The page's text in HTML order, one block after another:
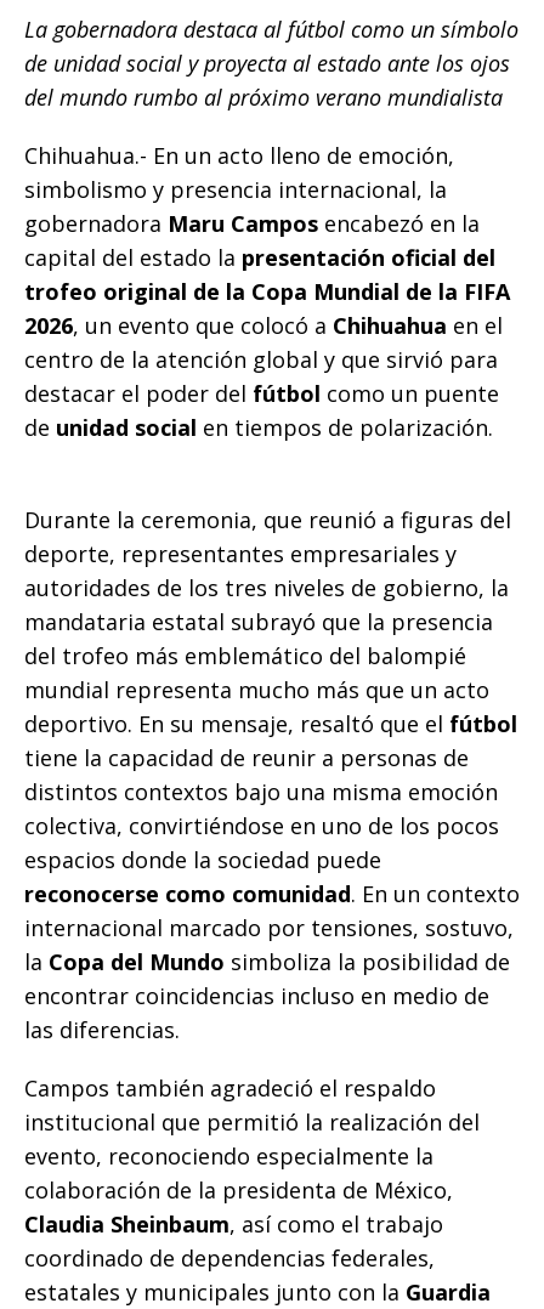
o
o
k
p
p
g
e
r
n
k
ti
r
La gobernadora destaca al fútbol como un símbolo
de unidad social y proyecta al estado ante los ojos
del mundo rumbo al próximo verano mundialista
Chihuahua.- En un acto lleno de emoción,
simbolismo y presencia internacional, la
gobernadora Maru Campos encabezó en la
capital del estado la presentación oficial del
trofeo original de la Copa Mundial de la FIFA
2026, un evento que colocó a Chihuahua en el
centro de la atención global y que sirvió para
destacar el poder del fútbol como un puente
de unidad social en tiempos de polarización.
Durante la ceremonia, que reunió a figuras del
deporte, representantes empresariales y
autoridades de los tres niveles de gobierno, la
mandataria estatal subrayó que la presencia
del trofeo más emblemático del balompié
mundial representa mucho más que un acto
deportivo. En su mensaje, resaltó que el fútbol
tiene la capacidad de reunir a personas de
distintos contextos bajo una misma emoción
colectiva, convirtiéndose en uno de los pocos
espacios donde la sociedad puede
reconocerse como comunidad. En un contexto
internacional marcado por tensiones, sostuvo,
la Copa del Mundo simboliza la posibilidad de
encontrar coincidencias incluso en medio de
las diferencias.
Campos también agradeció el respaldo
institucional que permitió la realización del
evento, reconociendo especialmente la
colaboración de la presidenta de México,
Claudia Sheinbaum, así como el trabajo
coordinado de dependencias federales,
estatales y municipales junto con la Guardia